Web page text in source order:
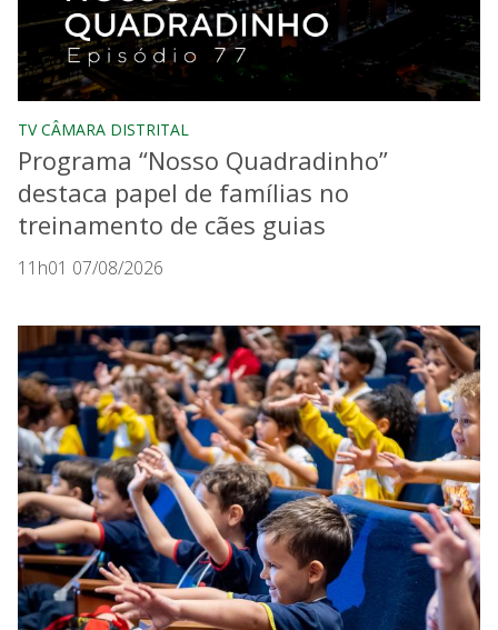
TV CÂMARA DISTRITAL
Programa “Nosso Quadradinho”
destaca papel de famílias no
treinamento de cães guias
11h01 07/08/2026